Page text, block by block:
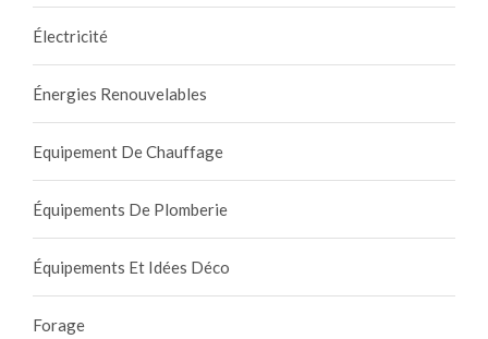
Électricité
Énergies Renouvelables
Equipement De Chauffage
Équipements De Plomberie
Équipements Et Idées Déco
Forage